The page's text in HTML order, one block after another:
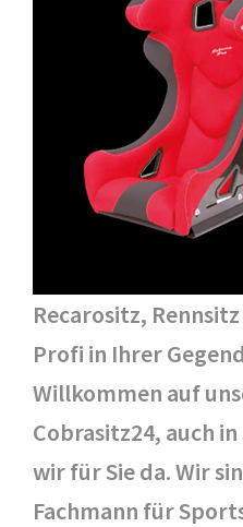
Recarositz,
Profi in Ihrer
Willkommen auf
Cobrasitz24, auch
wir für Sie da. Wir
Fachmann für